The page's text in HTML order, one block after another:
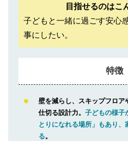
目指せるのはこ
子どもと一緒に過ごす安心
事にしたい。
特徴
壁を減らし、スキップフロア
仕切る設計力。子どもの様子
とりになれる場所」もあり
る。